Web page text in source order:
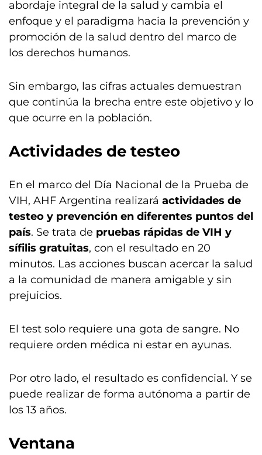
abordaje integral de la salud y cambia el
enfoque y el paradigma hacia la prevención y
promoción de la salud dentro del marco de
los derechos humanos.
Sin embargo, las cifras actuales demuestran
que continúa la brecha entre este objetivo y lo
que ocurre en la población.
Actividades de testeo
En el marco del Día Nacional de la Prueba de
VIH, AHF Argentina realizará actividades de
testeo y prevención en diferentes puntos del
país. Se trata de pruebas rápidas de VIH y
sífilis gratuitas, con el resultado en 20
minutos. Las acciones buscan acercar la salud
a la comunidad de manera amigable y sin
prejuicios.
El test solo requiere una gota de sangre. No
requiere orden médica ni estar en ayunas.
Por otro lado, el resultado es confidencial. Y se
puede realizar de forma autónoma a partir de
los 13 años.
Ventana